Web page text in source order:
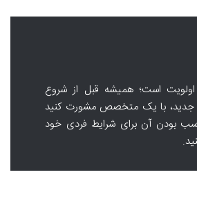
است؛ همیشه قبل از شروع
با یک متخصص مشورت کنید
بودن آن برای شرایط فردی خود